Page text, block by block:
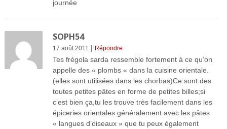
journée
SOPH54
17 août 2011 | Répondre
Tes frégola sarda ressemble fortement à ce qu’on
appelle des « plombs « dans la cuisine orientale.
(elles sont utilisées dans les chorbas)Ce sont des
toutes petites pâtes en forme de petites billes;si
c’est bien ça,tu les trouve très facilement dans les
épiceries orientales généralement avec les pâtes
« langues d’oiseaux » que tu peux également